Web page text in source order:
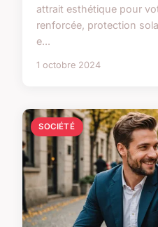
attrait esthétique pour
renforcée, protection
e...
1 octobre 2024
SOCIÉTÉ